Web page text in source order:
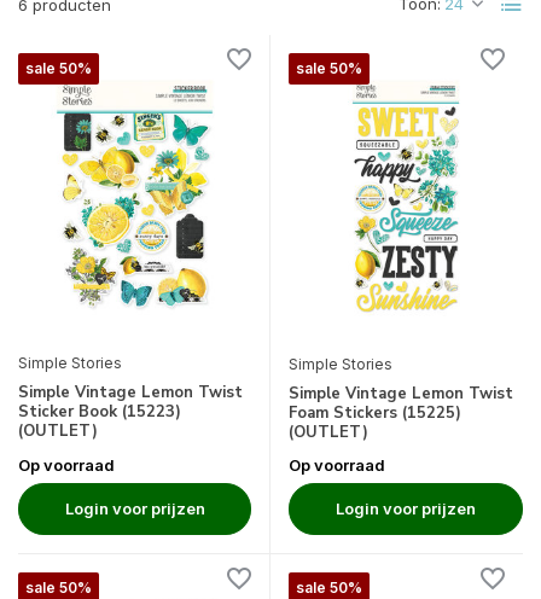
6 producten
sale 50%
Simple Stories
Simple Vintage Lemon Twist
Sticker Book (15223)
(OUTLET)
Op voorraad
Login voor prijzen
sale 50%
Simple Stories
Simple Vintage Lemon Twist
Foam Stickers (15225)
(OUTLET)
Op voorraad
Login voor prijzen
sale 50% sale 50%